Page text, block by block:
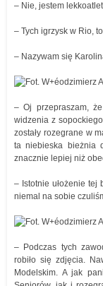
– Nie, jestem
– Tych igrzysk w Rio,
– Nazywam się
– Oj przepraszam,
widzenia z
zostały rozegrane w
ta niebieska bieżnia
znacznie lepiej niż
– Istotnie ułożenie tej
niemal na sobie
– Podczas tych
robiło się zdjęcia.
Modelskim. A jak